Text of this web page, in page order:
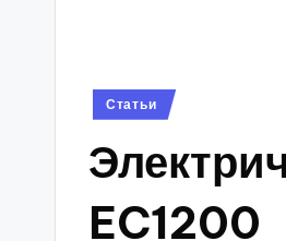
Posted
Статьи
EC1200